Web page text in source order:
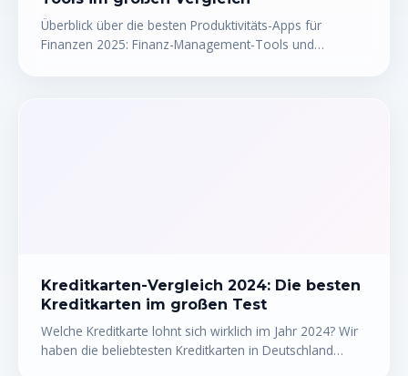
Überblick über die besten Produktivitäts-Apps für
Finanzen 2025: Finanz-Management-Tools und
Kreditkarten-Vergleich 2024: Die besten
Kreditkarten im großen Test
Welche Kreditkarte lohnt sich wirklich im Jahr 2024? Wir
haben die beliebtesten Kreditkarten in Deutschland